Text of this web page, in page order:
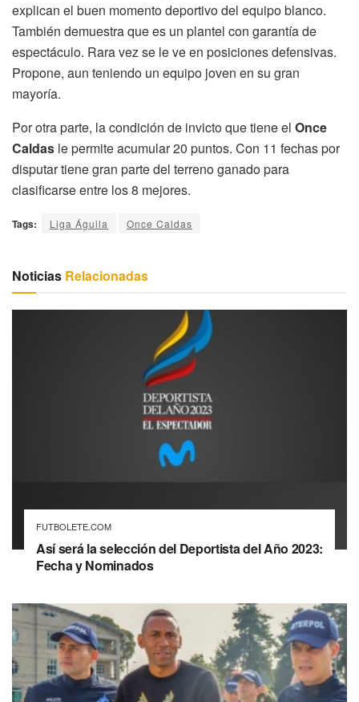
explican el buen momento deportivo del equipo blanco.
También demuestra que es un plantel con garantía de
espectáculo. Rara vez se le ve en posiciones defensivas.
Propone, aun teniendo un equipo joven en su gran
mayoría.
Por otra parte, la condición de invicto que tiene el Once
Caldas le permite acumular 20 puntos. Con 11 fechas por
disputar tiene gran parte del terreno ganado para
clasificarse entre los 8 mejores.
Tags: Liga Águila Once Caldas
Noticias Relacionadas
FUTBOLETE.COM
Así será la selección del Deportista del Año 2023:
Fecha y Nominados